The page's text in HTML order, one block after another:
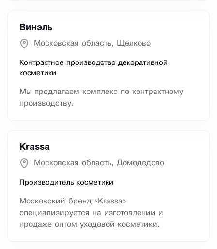
Винэль
Московская область, Щелково
Контрактное производство декоративной
косметики
Мы предлагаем комплекс по контрактному
производству.
Krassa
Московская область, Домодедово
Производитель косметики
Московский бренд «Krassa»
специализируется на изготовлении и
продаже оптом уходовой косметики.